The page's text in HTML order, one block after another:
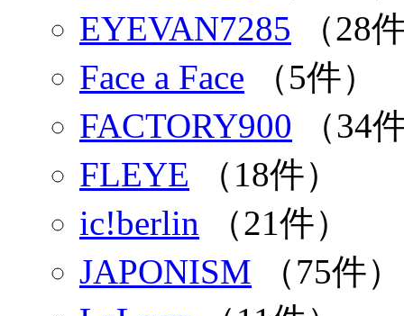
EYEVAN7285 （28
Face a Face （5件）
FACTORY900 （34
FLEYE （18件）
ic!berlin （21件）
JAPONISM （75件）